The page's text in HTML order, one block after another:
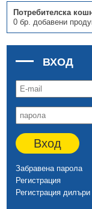
Потребителска
0 бр. добавени
ВХОД
Вход
Забравена парола
Регистрация
Регистрация дилъри